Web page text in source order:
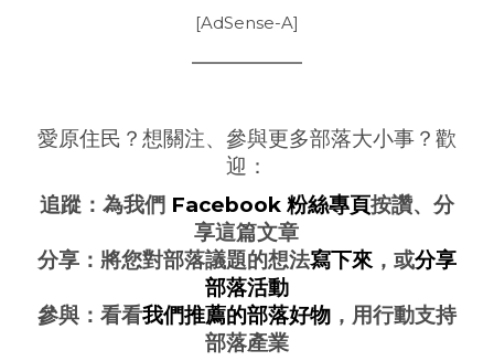
[AdSense-A]
愛原住民？想關注、參與更多部落大小事？歡
迎：
追蹤：為我們 Facebook 粉絲專頁按讚、分
享這篇文章
分享：將您對部落議題的想法寫下來，或分享
部落活動
參與：看看我們推薦的部落好物，用行動支持
部落產業